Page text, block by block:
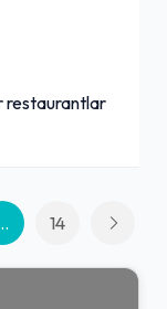
restaurantlar
14